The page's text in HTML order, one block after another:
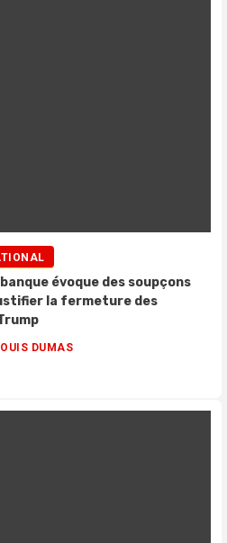
évoque des soupçons
la fermeture des
DUMAS